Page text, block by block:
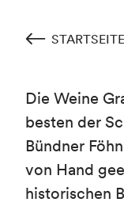
STARTSEITE
Die Weine
besten der
Bündner
von Hand
historischen